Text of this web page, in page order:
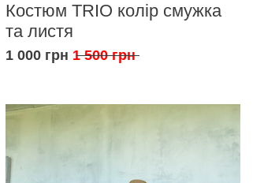
Костюм TRIO колір смужка
та листя
1 000 грн 1 500 грн